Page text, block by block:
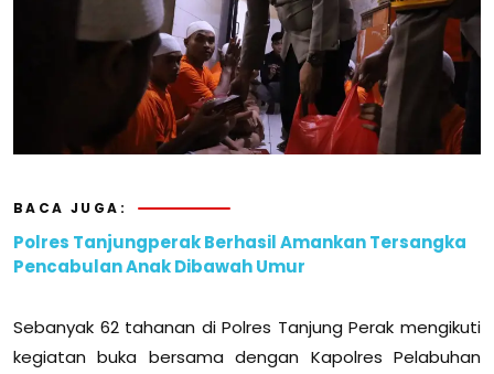
BACA JUGA:
Polres Tanjungperak Berhasil Amankan Tersangka
Pencabulan Anak Dibawah Umur
Sebanyak 62 tahanan di Polres Tanjung Perak mengikuti
kegiatan buka bersama dengan Kapolres Pelabuhan